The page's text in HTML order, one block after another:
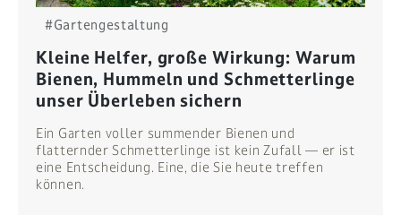
#Gartengestaltung
Kleine Helfer, große Wirkung: Warum
Bienen, Hummeln und Schmetterlinge
unser Überleben sichern
Ein Garten voller summender Bienen und
flatternder Schmetterlinge ist kein Zufall — er ist
eine Entscheidung. Eine, die Sie heute treffen
können.